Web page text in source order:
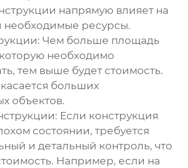
напрямую влияет на
необходимые ресурсы.
Чем больше площадь
необходимо
тем выше будет стоимость.
больших
объектов.
Если конструкция
состоянии, требуется
и детальный контроль, что
Например, если на